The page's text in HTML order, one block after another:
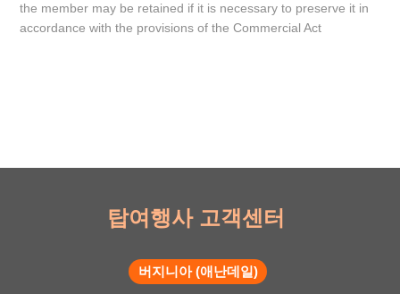
the member may be retained if it is necessary to preserve it in
accordance with the provisions of the Commercial Act
탑여행사 고객센터
버지니아 (애난데일)